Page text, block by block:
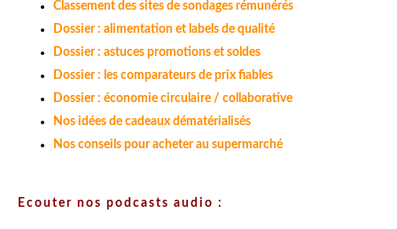
Classement des sites de sondages rémunérés
Dossier : alimentation et labels de qualité
Dossier : astuces promotions et soldes
Dossier : les comparateurs de prix fiables
Dossier : économie circulaire / collaborative
Nos idées de cadeaux dématérialisés
Nos conseils pour acheter au supermarché
Ecouter nos podcasts audio :